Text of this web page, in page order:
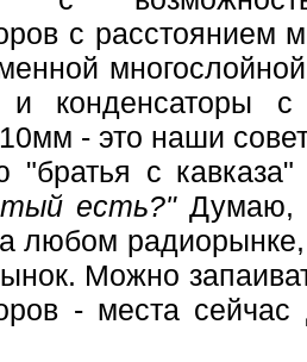
с
и конденсаторы
- это наши
"братья с
есть?"Думаю,
любом радиорынке,
Можно
- места сейчас